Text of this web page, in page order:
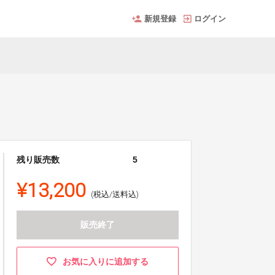
新規登録 ログイン
残り販売数 5
¥13,200 (税込/送料込)
販売終了
お気に入りに追加する